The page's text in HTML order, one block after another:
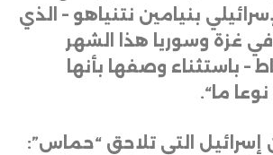
بنيامين نتنياهو – الذي
في غزة وسوريا هذا الشهر
– باستثناء وصفها بأنها
ما“.
إسرائيل التي تلاحق “حماس”: